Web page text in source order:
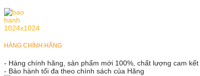
HÀNG CHÍNH HÃNG
- Hàng chính hãng, sản phẩm mới 100%, chất lượng cam kết
- Bảo hành tối đa theo chính sách của Hãng